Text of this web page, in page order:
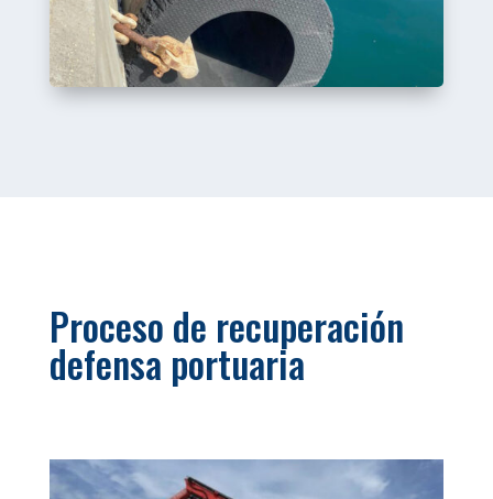
Proceso de recuperación
defensa portuaria